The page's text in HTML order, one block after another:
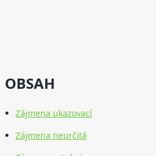
OBSAH
Zájmena ukazovací
Zájmena neurčitá